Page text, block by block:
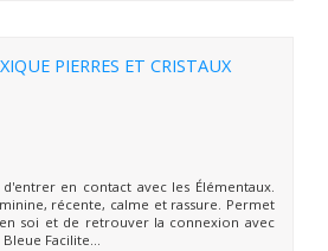
PIERRES ET CRISTAUX
en contact avec les Élémentaux.
récente, calme et rassure. Permet
soi et de retrouver la connexion avec
Facilite...